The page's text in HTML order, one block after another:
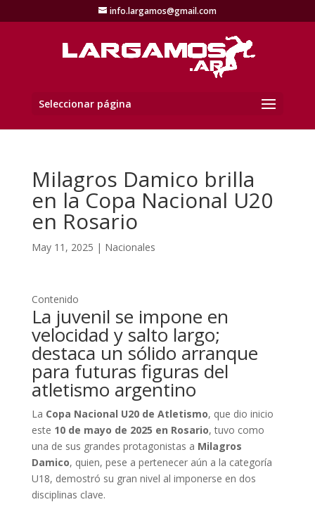
info.largamos@gmail.com
Seleccionar página
Milagros Damico brilla
en la Copa Nacional U20
en Rosario
May 11, 2025 | Nacionales
Contenido
La juvenil se impone en
velocidad y salto largo;
destaca un sólido arranque
para futuras figuras del
atletismo argentino
La Copa Nacional U20 de Atletismo, que dio inicio
este 10 de mayo de 2025 en Rosario, tuvo como
una de sus grandes protagonistas a Milagros
Damico, quien, pese a pertenecer aún a la categoría
U18, demostró su gran nivel al imponerse en dos
disciplinas clave.